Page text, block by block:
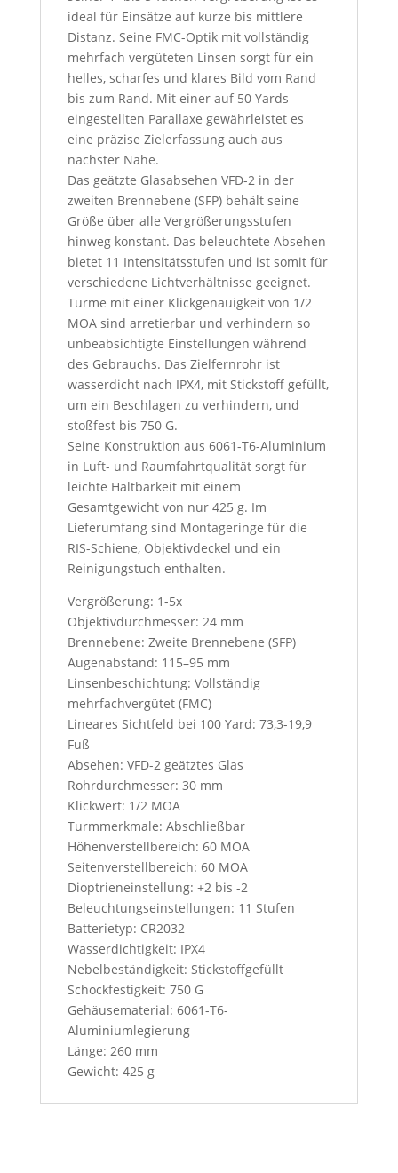
ideal für Einsätze auf kurze bis mittlere
Distanz. Seine FMC-Optik mit vollständig
mehrfach vergüteten Linsen sorgt für ein
helles, scharfes und klares Bild vom Rand
bis zum Rand. Mit einer auf 50 Yards
eingestellten Parallaxe gewährleistet es
eine präzise Zielerfassung auch aus
nächster Nähe.
Das geätzte Glasabsehen VFD-2 in der
zweiten Brennebene (SFP) behält seine
Größe über alle Vergrößerungsstufen
hinweg konstant. Das beleuchtete Absehen
bietet 11 Intensitätsstufen und ist somit für
verschiedene Lichtverhältnisse geeignet.
Türme mit einer Klickgenauigkeit von 1/2
MOA sind arretierbar und verhindern so
unbeabsichtigte Einstellungen während
des Gebrauchs. Das Zielfernrohr ist
wasserdicht nach IPX4, mit Stickstoff gefüllt,
um ein Beschlagen zu verhindern, und
stoßfest bis 750 G.
Seine Konstruktion aus 6061-T6-Aluminium
in Luft- und Raumfahrtqualität sorgt für
leichte Haltbarkeit mit einem
Gesamtgewicht von nur 425 g. Im
Lieferumfang sind Montageringe für die
RIS-Schiene, Objektivdeckel und ein
Reinigungstuch enthalten.
Vergrößerung: 1-5x
Objektivdurchmesser: 24 mm
Brennebene: Zweite Brennebene (SFP)
Augenabstand: 115–95 mm
Linsenbeschichtung: Vollständig
mehrfachvergütet (FMC)
Lineares Sichtfeld bei 100 Yard: 73,3-19,9
Fuß
Absehen: VFD-2 geätztes Glas
Rohrdurchmesser: 30 mm
Klickwert: 1/2 MOA
Turmmerkmale: Abschließbar
Höhenverstellbereich: 60 MOA
Seitenverstellbereich: 60 MOA
Dioptrieneinstellung: +2 bis -2
Beleuchtungseinstellungen: 11 Stufen
Batterietyp: CR2032
Wasserdichtigkeit: IPX4
Nebelbeständigkeit: Stickstoffgefüllt
Schockfestigkeit: 750 G
Gehäusematerial: 6061-T6-
Aluminiumlegierung
Länge: 260 mm
Gewicht: 425 g